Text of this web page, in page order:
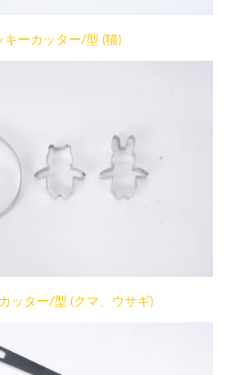
キーカッター/型 (猫)
ッター/型 (クマ、ウサギ)